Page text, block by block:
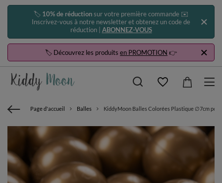
🏷️ 10% de réductionsur votre première commande ✉️
Inscrivez-vous à notre newsletter et obtenez un code de
réduction | ABONNEZ-VOUS
🏷️ Découvrez les produits en PROMOTION 👉
Page d'accueil Balles KiddyMoon Balles Colorées Plastique ∅7cm